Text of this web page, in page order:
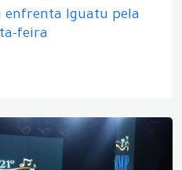
enfrenta Iguatu pela
feira